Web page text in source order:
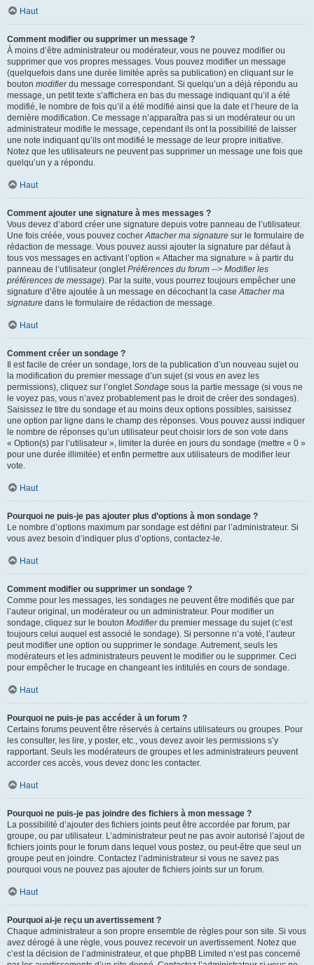
Haut
Comment modifier ou supprimer un message ?
À moins d’être administrateur ou modérateur, vous ne pouvez modifier ou
supprimer que vos propres messages. Vous pouvez modifier un message
(quelquefois dans une durée limitée après sa publication) en cliquant sur le
bouton modifierdu message correspondant. Si quelqu’un a déjà répondu au
message, un petit texte s’affichera en bas du message indiquant qu’il a été
modifié, le nombre de fois qu’il a été modifié ainsi que la date et l’heure de la
dernière modification. Ce message n’apparaîtra pas si un modérateur ou un
administrateur modifie le message, cependant ils ont la possibilité de laisser
une note indiquant qu’ils ont modifié le message de leur propre initiative.
Notez que les utilisateurs ne peuvent pas supprimer un message une fois que
quelqu’un y a répondu.
Haut
Comment ajouter une signature à mes messages ?
Vous devez d’abord créer une signature depuis votre panneau de l’utilisateur.
Une fois créée, vous pouvez cocherAttacher ma signature sur le formulaire de
rédaction de message. Vous pouvez aussi ajouter la signature par défaut à
tous vos messages en activant l’option « Attacher ma signature » à partir du
panneau de l’utilisateur (ongletPréférences du forum --> Modifier les
préférences de message). Par la suite, vous pourrez toujours empêcher une
signature d’être ajoutée à un message en décochant la caseAttacher ma
signature dans le formulaire de rédaction de message.
Haut
Comment créer un sondage ?
Il est facile de créer un sondage, lors de la publication d’un nouveau sujet ou
la modification du premier message d’un sujet (si vous en avez les
permissions), cliquez sur l’ongletSondage sous la partie message (si vous ne
le voyez pas, vous n’avez probablement pas le droit de créer des sondages).
Saisissez le titre du sondage et au moins deux options possibles, saisissez
une option par ligne dans le champ des réponses. Vous pouvez aussi indiquer
le nombre de réponses qu’un utilisateur peut choisir lors de son vote dans
« Option(s) par l’utilisateur », limiter la durée en jours du sondage (mettre « 0 »
pour une durée illimitée) et enfin permettre aux utilisateurs de modifier leur
vote.
Haut
Pourquoi ne puis-je pas ajouter plus d’options à mon sondage ?
Le nombre d’options maximum par sondage est défini par l’administrateur. Si
vous avez besoin d’indiquer plus d’options, contactez-le.
Haut
Comment modifier ou supprimer un sondage ?
Comme pour les messages, les sondages ne peuvent être modifiés que par
l’auteur original, un modérateur ou un administrateur. Pour modifier un
sondage, cliquez sur le bouton Modifierdu premier message du sujet (c’est
toujours celui auquel est associé le sondage). Si personne n’a voté, l’auteur
peut modifier une option ou supprimer le sondage. Autrement, seuls les
modérateurs et les administrateurs peuvent le modifier ou le supprimer. Ceci
pour empêcher le trucage en changeant les intitulés en cours de sondage.
Haut
Pourquoi ne puis-je pas accéder à un forum ?
Certains forums peuvent être réservés à certains utilisateurs ou groupes. Pour
les consulter, les lire, y poster, etc., vous devez avoir les permissions s’y
rapportant. Seuls les modérateurs de groupes et les administrateurs peuvent
accorder ces accès, vous devez donc les contacter.
Haut
Pourquoi ne puis-je pas joindre des fichiers à mon message ?
La possibilité d’ajouter des fichiers joints peut être accordée par forum, par
groupe, ou par utilisateur. L’administrateur peut ne pas avoir autorisé l’ajout de
fichiers joints pour le forum dans lequel vous postez, ou peut-être que seul un
groupe peut en joindre. Contactez l’administrateur si vous ne savez pas
pourquoi vous ne pouvez pas ajouter de fichiers joints sur un forum.
Haut
Pourquoi ai-je reçu un avertissement ?
Chaque administrateur a son propre ensemble de règles pour son site. Si vous
avez dérogé à une règle, vous pouvez recevoir un avertissement. Notez que
c’est la décision de l’administrateur, et que phpBB Limited n’est pas concerné